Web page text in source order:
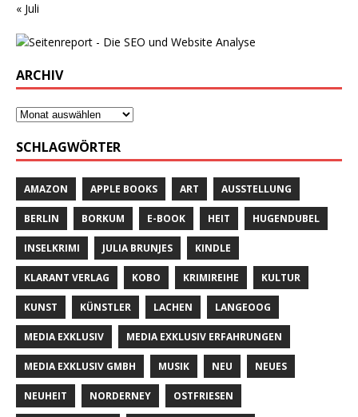
« Juli
ARCHIV
SCHLAGWÖRTER
AMAZON APPLE BOOKS ART AUSSTELLUNG
BERLIN BORKUM E-BOOK HEIT HUGENDUBEL
INSELKRIMI JULIA BRUNJES KINDLE
KLARANT VERLAG KOBO KRIMIREIHE KULTUR
KUNST KÜNSTLER LACHEN LANGEOOG
MEDIA EXKLUSIV MEDIA EXKLUSIV ERFAHRUNGEN
MEDIA EXKLUSIV GMBH MUSIK NEU NEUES
NEUHEIT NORDERNEY OSTFRIESEN